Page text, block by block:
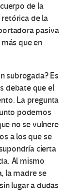
de la
retórica de la
pasiva
que en
subrogada? Es
debate que el
La pregunta
podemos
no se vulnere
a los que se
cierta
Al mismo
la madre se
lugar a dudas